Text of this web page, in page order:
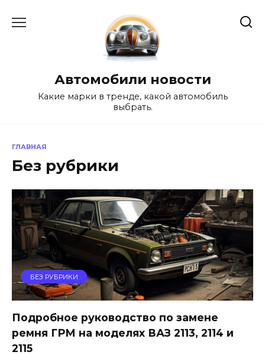
Автомобили новости
Какие марки в тренде, какой автомобиль
выбрать.
ГЛАВНАЯ
Без рубрики
БЕЗ РУБРИКИ
Подробное руководство по замене
ремня ГРМ на моделях ВАЗ 2113, 2114 и
2115